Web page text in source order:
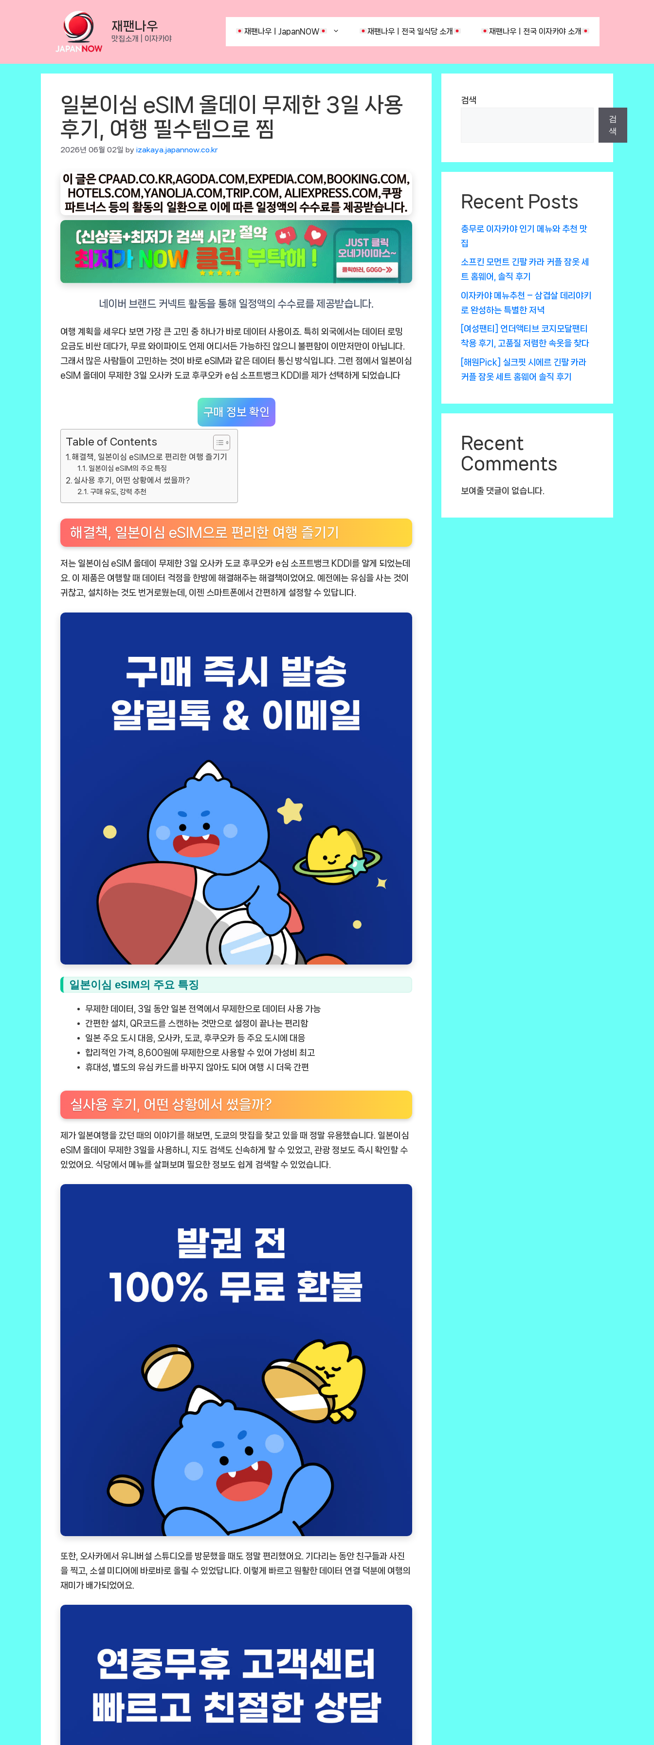
재팬나우
맛집소개 | 이자카야
재팬나우ㅣJapanNOW 재팬나우ㅣ전국 일식당 소개 재팬나우ㅣ전국 이자카야 소개
일본이심 eSIM 올데이 무제한 3일 사용
후기, 여행 필수템으로 찜
2026년 06월 02일 by izakaya.japannow.co.kr
여행 계획을 세우다 보면 가장 큰 고민 중 하나가 바로 데이터 사용이죠. 특히 외국에서는 데이터 로밍
요금도 비싼 데다가, 무료 와이파이도 언제 어디서든 가능하진 않으니 불편함이 이만저만이 아닙니다.
그래서 많은 사람들이 고민하는 것이 바로 eSIM과 같은 데이터 통신 방식입니다. 그런 점에서 일본이심
eSIM 올데이 무제한 3일 오사카 도쿄 후쿠오카 e심 소프트뱅크 KDDI 를 제가 선택하게 되었습니다
구매 정보 확인
Table of Contents
해결책, 일본이심 eSIM으로 편리한 여행 즐기기
일본이심 eSIM의 주요 특징
실사용 후기, 어떤 상황에서 썼을까?
구매 유도, 강력 추천
해결책, 일본이심 eSIM으로 편리한 여행 즐기기
저는 일본이심 eSIM 올데이 무제한 3일 오사카 도쿄 후쿠오카 e심 소프트뱅크 KDDI를 알게 되었는데
요. 이 제품은 여행할 때 데이터 걱정을 한방에 해결해주는 해결책이었어요. 예전에는 유심을 사는 것이
귀찮고, 설치하는 것도 번거로웠는데, 이젠 스마트폰에서 간편하게 설정할 수 있답니다.
일본이심 eSIM의 주요 특징
무제한 데이터, 3일 동안 일본 전역에서 무제한으로 데이터 사용 가능
간편한 설치, QR코드를 스캔하는 것만으로 설정이 끝나는 편리함
일본 주요 도시 대응, 오사카, 도쿄, 후쿠오카 등 주요 도시에 대응
합리적인 가격, 8,600원에 무제한으로 사용할 수 있어 가성비 최고
휴대성, 별도의 유심 카드를 바꾸지 않아도 되어 여행 시 더욱 간편
실사용 후기, 어떤 상황에서 썼을까?
제가 일본여행을 갔던 때의 이야기를 해보면, 도쿄의 맛집을 찾고 있을 때 정말 유용했습니다. 일본이심
eSIM 올데이 무제한 3일을 사용하니, 지도 검색도 신속하게 할 수 있었고, 관광 정보도 즉시 확인할 수
있었어요. 식당에서 메뉴를 살펴보며 필요한 정보도 쉽게 검색할 수 있었습니다.
또한, 오사카에서 유니버설 스튜디오를 방문했을 때도 정말 편리했어요. 기다리는 동안 친구들과 사진
을 찍고, 소셜 미디어에 바로바로 올릴 수 있었답니다. 이렇게 빠르고 원활한 데이터 연결 덕분에 여행의
재미가 배가되었어요.
검색
검
색
Recent Posts
충무로 이자카야 인기 메뉴와 추천 맛
집
소프킨 모먼트 긴팔 카라 커플 잠옷 세
트 홈웨어, 솔직 후기
이자카야 메뉴추천 – 삼겹살 데리야키
로 완성하는 특별한 저녁
[여성팬티] 언더액티브 코지모달팬티
착용 후기, 고품질 저렴한 속옷을 찾다
[해원Pick] 실크핏 시에르 긴팔 카라
커플 잠옷 세트 홈웨어 솔직 후기
Recent
Comments
보여줄 댓글이 없습니다.